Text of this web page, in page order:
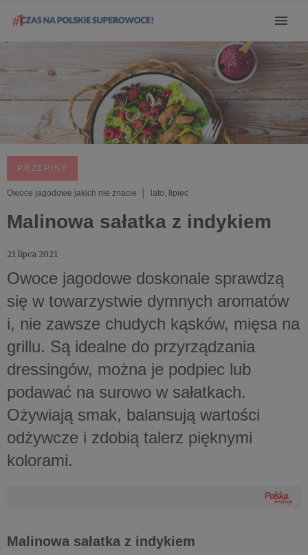
PRZEPISY
Owoce jagodowe jakich nie znacie │ lato, lipiec
Malinowa sałatka z indykiem
21 lipca 2021
Owoce jagodowe doskonale sprawdzą
się w towarzystwie dymnych aromatów
i, nie zawsze chudych kąsków, mięsa na
grillu. Są idealne do przyrządzania
dressingów, można je podpiec lub
podawać na surowo w sałatkach.
Ożywiają smak, balansują wartości
odżywcze i zdobią talerz pięknymi
kolorami.
Malinowa sałatka z indykiem